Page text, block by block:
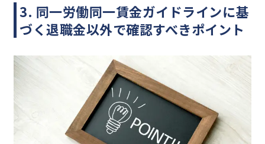
3. 同一労働同一賃金ガイドラインに基
づく退職金以外で確認すべきポイント